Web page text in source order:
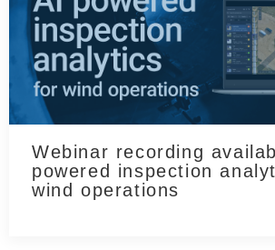
Webinar recording
powered inspection
wind operations